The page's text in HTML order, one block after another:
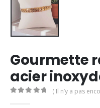
Gourmette
acier
( Il n’y a pas